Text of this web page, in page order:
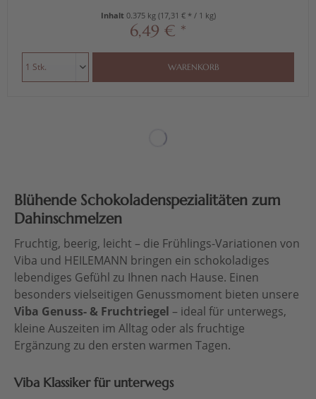
Inhalt 0.375 kg (17,31 € * / 1 kg)
6,49 € *
WARENKORB
Blühende Schokoladenspezialitäten zum
Dahinschmelzen
Fruchtig, beerig, leicht – die Frühlings-Variationen von
Viba und HEILEMANN bringen ein schokoladiges
lebendiges Gefühl zu Ihnen nach Hause. Einen
besonders vielseitigen Genussmoment bieten unsere
Viba Genuss- & Fruchtriegel – ideal für unterwegs,
kleine Auszeiten im Alltag oder als fruchtige
Ergänzung zu den ersten warmen Tagen.
Viba Klassiker für unterwegs